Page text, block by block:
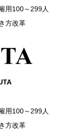
用100～299人
方改革
用100～299人
方改革